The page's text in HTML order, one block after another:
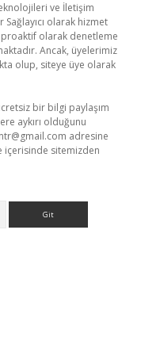
ve İletişim
Sağlayıcı olarak hizmet
olarak denetleme
Ancak, üyelerimiz
olup, siteye üye olarak
bir bilgi paylaşım
aykırı olduğunu
adresine
içerisinde sitemizden